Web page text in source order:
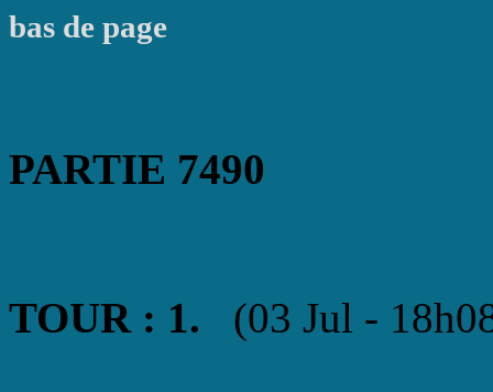
bas de page
PARTIE 7490
TOUR : 1. (03 Jul -